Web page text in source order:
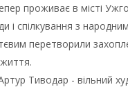
проживає в місті
і спілкування з
перетворили
Тиводар - вільний